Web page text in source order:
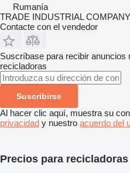
Rumanía
TRADE INDUSTRIAL
Contacte con el vendedor
Suscríbase para recibir anuncios
recicladoras
Suscribirse
Al hacer clic aquí, muestra su
privacidad y nuestro acuerdo del
Precios para recicladoras